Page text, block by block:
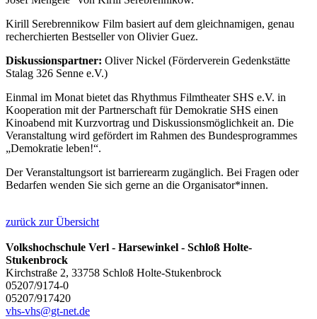
Kirill Serebrennikow Film basiert auf dem gleichnamigen, genau
recherchierten Bestseller von Olivier Guez.
Diskussionspartner: Oliver Nickel (Förderverein Gedenkstätte
Stalag 326 Senne e.V.)
Einmal im Monat bietet das Rhythmus Filmtheater SHS e.V. in
Kooperation mit der Partnerschaft für Demokratie SHS einen
Kinoabend mit Kurzvortrag und Diskussionsmöglichkeit an. Die
Veranstaltung wird gefördert im Rahmen des Bundesprogrammes
„Demokratie leben!“.
Der Veranstaltungsort ist barrierearm zugänglich. Bei Fragen oder
Bedarfen wenden Sie sich gerne an die Organisator*innen.
zurück zur Übersicht
Volkshochschule Verl - Harsewinkel - Schloß Holte-
Stukenbrock
Kirchstraße 2, 33758 Schloß Holte-Stukenbrock
05207/9174-0
05207/917420
vhs-vhs@gt-net.de